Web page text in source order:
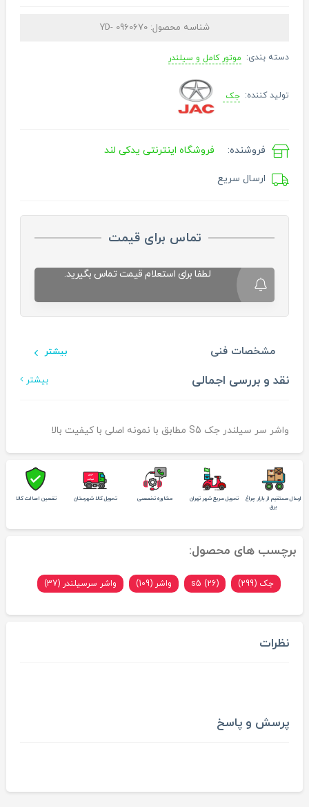
شناسه محصول: YD- 0960670
دسته بندی: موتور کامل و سیلندر
تولید کننده: جک
فروشنده: فروشگاه اینترنتی یدکی لند
ارسال سریع
تماس برای قیمت
لطفا برای استعلام قیمت تماس بگیرید.
مشخصات فنی بیشتر
نقد و بررسی اجمالی بیشتر
واشر سر سیلندر جک S5 مطابق با نمونه اصلی با کیفیت بالا
ارسال مستقیم از بازار چراغ
برق
تحویل سریع شهر تهران مشاوره تخصصی تحویل کالا شهرستان تضمین اصالت کالا
برچسب های محصول:
جک (299) s5 (26) واشر (109) واشر سرسیلندر (37)
نظرات
پرسش و پاسخ